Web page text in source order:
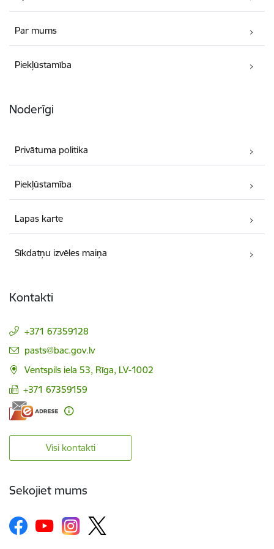
Par mums
Piekļūstamība
Noderīgi
Privātuma politika
Piekļūstamība
Lapas karte
Sīkdatņu izvēles maiņa
Kontakti
+371 67359128
E-pasts:
pasts@bac.gov.lv
Ventspils iela 53, Rīga, LV-1002
+371 67359159
Visi kontakti
Sekojiet mums